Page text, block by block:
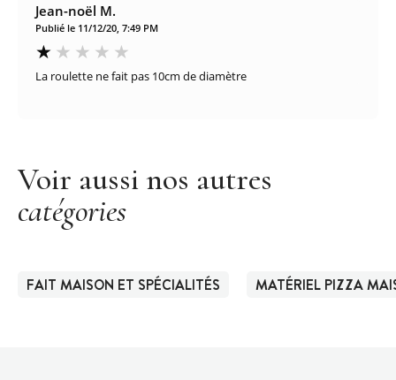
Jean-noël M.
Publié le 11/12/20, 7:49 PM
La roulette ne fait pas 10cm de diamètre
Voir aussi nos autres
catégories
FAIT MAISON ET SPÉCIALITÉS MATÉRIEL PIZZA